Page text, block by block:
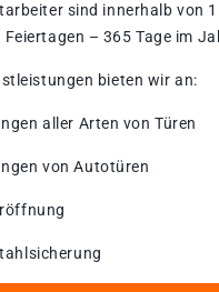
sind innerhalb von
Feiertagen – 365 Tage im
bieten wir an:
aller Arten von Türen
von Autotüren